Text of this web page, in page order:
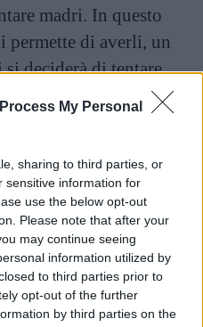
My Personal
sharing to third parties, or
sensitive information for
use the below opt-out
Please note that after your
may continue seeing
information utilized by
to third parties prior to
opt-out of the further
by third parties on the
madri. In questo
permette di averli, un
deciderà di tentare
le pazienti che
condizione medica,
che assumono farmaci
fertilità.
transgender, prima di